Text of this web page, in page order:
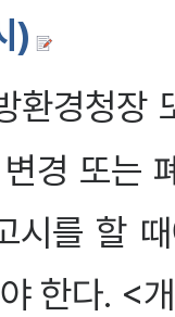
)
환경청장
경 또는
시를 할
야 한다.